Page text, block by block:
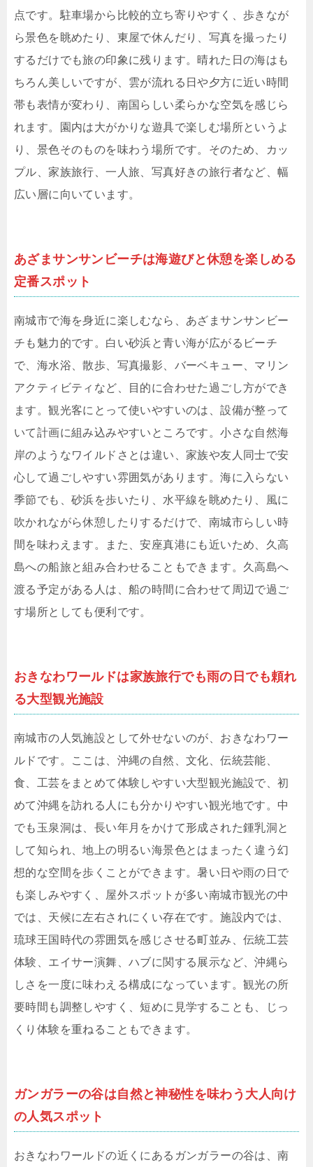
点です。駐車場から比較的立ち寄りやすく、歩きなが
ら景色を眺めたり、東屋で休んだり、写真を撮ったり
するだけでも旅の印象に残ります。晴れた日の海はも
ちろん美しいですが、雲が流れる日や夕方に近い時間
帯も表情が変わり、南国らしい柔らかな空気を感じら
れます。園内は大がかりな遊具で楽しむ場所というよ
り、景色そのものを味わう場所です。そのため、カッ
プル、家族旅行、一人旅、写真好きの旅行者など、幅
広い層に向いています。
あざまサンサンビーチは海遊びと休憩を楽しめる
定番スポット
南城市で海を身近に楽しむなら、あざまサンサンビー
チも魅力的です。白い砂浜と青い海が広がるビーチ
で、海水浴、散歩、写真撮影、バーベキュー、マリン
アクティビティなど、目的に合わせた過ごし方ができ
ます。観光客にとって使いやすいのは、設備が整って
いて計画に組み込みやすいところです。小さな自然海
岸のようなワイルドさとは違い、家族や友人同士で安
心して過ごしやすい雰囲気があります。海に入らない
季節でも、砂浜を歩いたり、水平線を眺めたり、風に
吹かれながら休憩したりするだけで、南城市らしい時
間を味わえます。また、安座真港にも近いため、久高
島への船旅と組み合わせることもできます。久高島へ
渡る予定がある人は、船の時間に合わせて周辺で過ご
す場所としても便利です。
おきなわワールドは家族旅行でも雨の日でも頼れ
る大型観光施設
南城市の人気施設として外せないのが、おきなわワー
ルドです。ここは、沖縄の自然、文化、伝統芸能、
食、工芸をまとめて体験しやすい大型観光施設で、初
めて沖縄を訪れる人にも分かりやすい観光地です。中
でも玉泉洞は、長い年月をかけて形成された鍾乳洞と
して知られ、地上の明るい海景色とはまったく違う幻
想的な空間を歩くことができます。暑い日や雨の日で
も楽しみやすく、屋外スポットが多い南城市観光の中
では、天候に左右されにくい存在です。施設内では、
琉球王国時代の雰囲気を感じさせる町並み、伝統工芸
体験、エイサー演舞、ハブに関する展示など、沖縄ら
しさを一度に味わえる構成になっています。観光の所
要時間も調整しやすく、短めに見学することも、じっ
くり体験を重ねることもできます。
ガンガラーの谷は自然と神秘性を味わう大人向け
の人気スポット
おきなわワールドの近くにあるガンガラーの谷は、南